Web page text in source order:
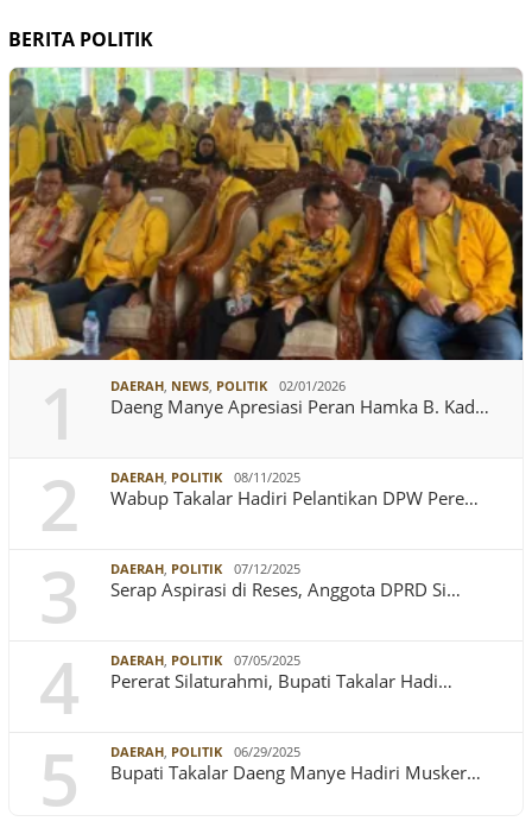
BERITA POLITIK
1 DAERAH, NEWS, POLITIK 02/01/2026
Daeng Manye Apresiasi Peran Hamka B. Kad…
2 DAERAH, POLITIK 08/11/2025
Wabup Takalar Hadiri Pelantikan DPW Pere…
3 DAERAH, POLITIK 07/12/2025
Serap Aspirasi di Reses, Anggota DPRD Si…
4 DAERAH, POLITIK 07/05/2025
Pererat Silaturahmi, Bupati Takalar Hadi…
5 DAERAH, POLITIK 06/29/2025
Bupati Takalar Daeng Manye Hadiri Musker…